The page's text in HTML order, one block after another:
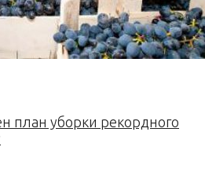
план уборки рекордного